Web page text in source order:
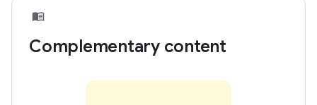
Complementary content